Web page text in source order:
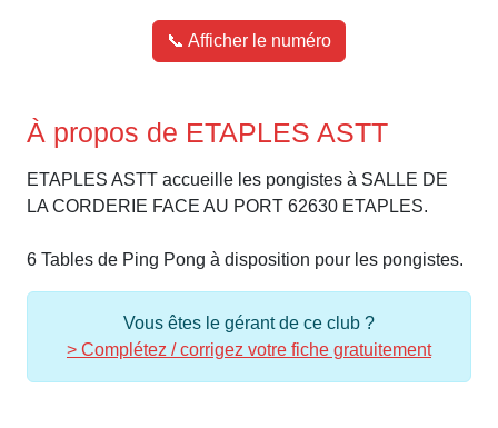
📞 Afficher le numéro
À propos de ETAPLES ASTT
ETAPLES ASTT accueille les pongistes à SALLE DE
LA CORDERIE FACE AU PORT 62630 ETAPLES.
6 Tables de Ping Pong à disposition pour les pongistes.
Vous êtes le gérant de ce club ?
> Complétez / corrigez votre fiche gratuitement